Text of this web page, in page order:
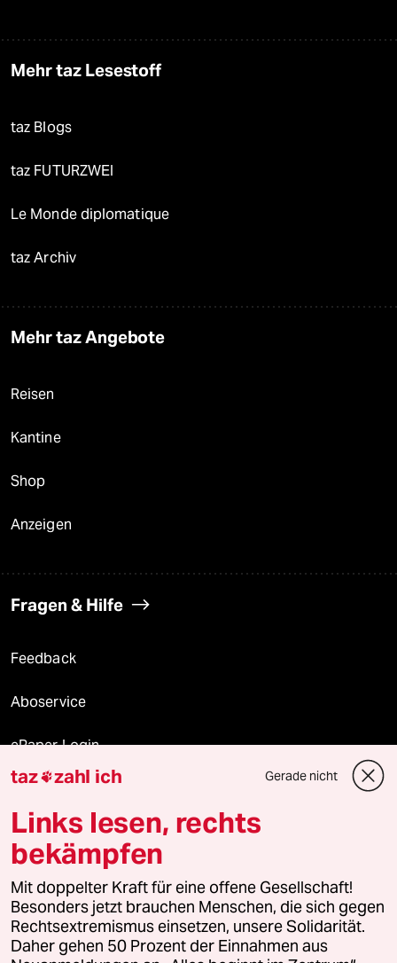
Mehr taz Lesestoff
taz Blogs
taz FUTURZWEI
Le Monde diplomatique
taz Archiv
Mehr taz Angebote
Reisen
Kantine
Shop
Anzeigen
Fragen & Hilfe
Feedback
Aboservice
ePaper Login
Downloads für Abonnierende
© 2026 taz Verlags und Vertriebs GmbH
Alle Rechte vorbehalten. Bei rechtlichen Fragen oder für Genehmigungen
wenden Sie sich bitte an
lizenzen@taz.de
Feedback Redaktionsstatut Kommune-Richtlinien
taz zahl ich Gerade nicht
Links lesen, rechts
bekämpfen
Mit doppelter Kraft für eine offene Gesellschaft!
Besonders jetzt brauchen Menschen, die sich gegen
Rechtsextremismus einsetzen, unsere Solidarität.
Daher gehen 50 Prozent der Einnahmen aus